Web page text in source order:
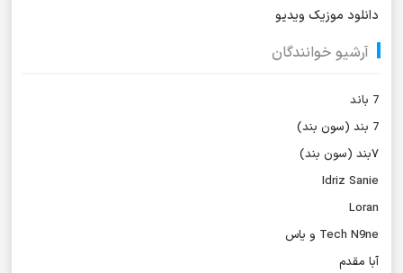
دانلود موزیک ویدیو
آرشیو خوانندگان
7 باند
7 بند (سون بند)
۷بند (سون بند)
Idriz Sanie
Loran
Tech N9ne و یاس
آبا مقدم